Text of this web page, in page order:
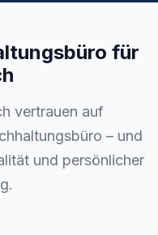
für
vertrauen auf
– und
und persönlicher